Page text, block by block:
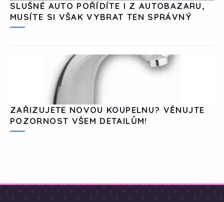
SLUŠNÉ AUTO POŘÍDÍTE I Z AUTOBAZARU,
MUSÍTE SI VŠAK VYBRAT TEN SPRÁVNÝ
ZAŘIZUJETE NOVOU KOUPELNU? VĚNUJTE
POZORNOST VŠEM DETAILŮM!